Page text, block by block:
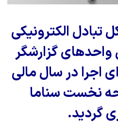
پروتکل تبادل الکترونیکی
گزارشگر
در سال مالی
نخست سناما
گردید.